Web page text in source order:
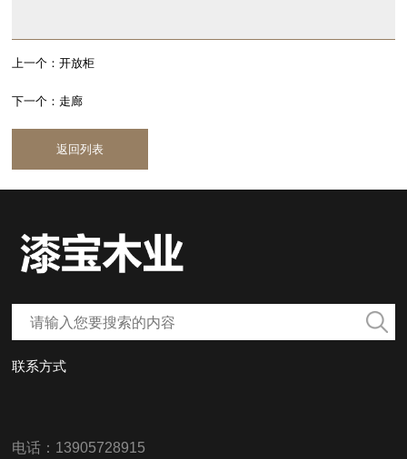
上一个：开放柜
下一个：走廊
返回列表
联系方式
电话：13905728915